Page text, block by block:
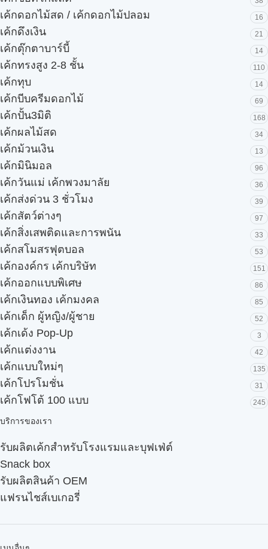
เค้กดอกไม้สด / เค้กดอกไม้ปลอม 16
เค้กดึงเงิน 21
เค้กตุ๊กตาบาร์บี้ 14
เค้กทรงสูง 2-8 ชั้น 110
เค้กทุบ 14
เค้กบีบครีมดอกไม้ 69
เค้กปั้น3มิติ 168
เค้กผลไม้สด 34
เค้กม้วนเงิน 13
เค้กมินิมอล 96
เค้กวันแม่ เค้กพวงมาลัย 36
เค้กส่งด่วน 3 ชั่วโมง 39
เค้กสัตว์ต่างๆ 97
เค้กสิ่งเสพติดและการพนัน 33
เค้กสโมสรฟุตบอล 53
เค้กองค์กร เค้กบริษัท 151
เค้กออกแบบพิเศษ 86
เค้กเงินทอง เค้กมงคล 85
เค้กเด็ก ผู้หญิง/ผู้ชาย 52
เค้กเด้ง Pop-Up 3
เค้กแต่งงาน 42
เค้กแบบใหม่ๆ 135
เค้กโปรโมชั่น 31
เค้กโฟโต้ 100 แบบ 245
บริการของเรา
รับผลิตเค้กสำหรับโรงแรมและบุฟเฟ่ต์
Snack box
รับผลิตสินค้า OEM
แฟรนไชส์เบเกอรี่